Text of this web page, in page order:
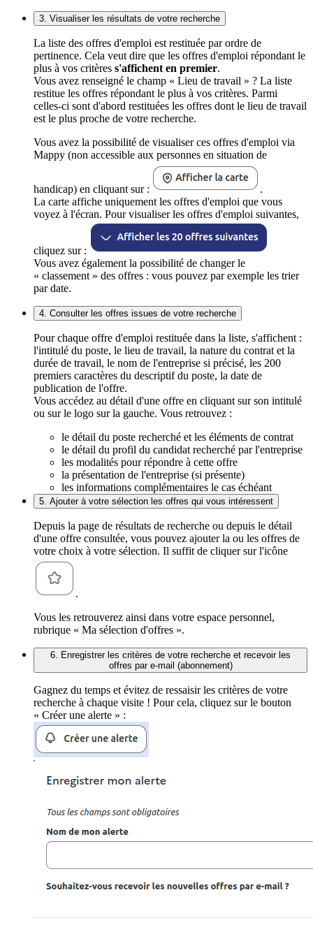
3. Visualiser les résultats de votre recherche
La liste des offres d'emploi est restituée par ordre de
pertinence. Cela veut dire que les offres d'emploi répondant le
plus à vos critères s'affichent en premier.
Vous avez renseigné le champ « Lieu de travail » ? La liste
restitue les offres répondant le plus à vos critères. Parmi
celles-ci sont d'abord restituées les offres dont le lieu de travail
est le plus proche de votre recherche.
Vous avez la possibilité de visualiser ces offres d'emploi via
Mappy (non accessible aux personnes en situation de
handicap) en cliquant sur :
.
La carte affiche uniquement les offres d'emploi que vous
voyez à l'écran. Pour visualiser les offres d'emploi suivantes,
cliquez sur :
Vous avez également la possibilité de changer le
« classement » des offres : vous pouvez par exemple les trier
par date.
4. Consulter les offres issues de votre recherche
Pour chaque offre d'emploi restituée dans la liste, s'affichent :
l'intitulé du poste, le lieu de travail, la nature du contrat et la
durée de travail, le nom de l'entreprise si précisé, les 200
premiers caractères du descriptif du poste, la date de
publication de l'offre.
Vous accédez au détail d'une offre en cliquant sur son intitulé
ou sur le logo sur la gauche. Vous retrouvez :
le détail du poste recherché et les éléments de contrat
le détail du profil du candidat recherché par l'entreprise
les modalités pour répondre à cette offre
la présentation de l'entreprise (si présente)
les informations complémentaires le cas échéant
5. Ajouter à votre sélection les offres qui vous intéressent
Depuis la page de résultats de recherche ou depuis le détail
d'une offre consultée, vous pouvez ajouter la ou les offres de
votre choix à votre sélection. Il suffit de cliquer sur l'icône
.
Vous les retrouverez ainsi dans votre espace personnel,
rubrique « Ma sélection d'offres ».
6. Enregistrer les critères de votre recherche et recevoir les
offres par e-mail (abonnement)
Gagnez du temps et évitez de ressaisir les critères de votre
recherche à chaque visite ! Pour cela, cliquez sur le bouton
« Créer une alerte » :